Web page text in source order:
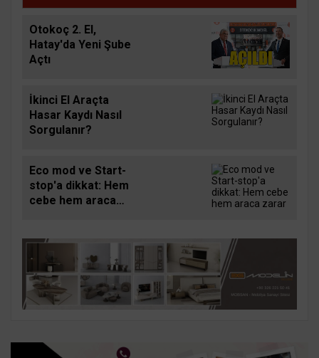
Otokoç 2. El,
Hatay'da Yeni Şube
Açtı
İkinci El Araçta
Hasar Kaydı Nasıl
Sorgulanır?
Eco mod ve Start-
stop'a dikkat: Hem
cebe hem araca